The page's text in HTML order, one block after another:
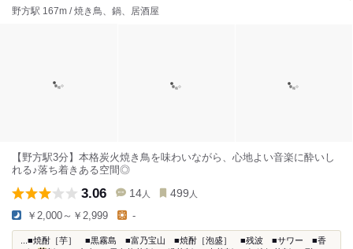
野方駅 167m / 焼き鳥、鍋、居酒屋
【野方駅3分】本格炭火焼き鳥を味わいながら、心地よい音楽に酔いし
れる♪落ち着きある空間◎
3.06 14 人 499 人
￥2,000～￥2,999 -
...■焼酎［芋］ ■黒霧島 ■富乃宝山 ■焼酎［泡盛］ ■残波 ■サワー ■香